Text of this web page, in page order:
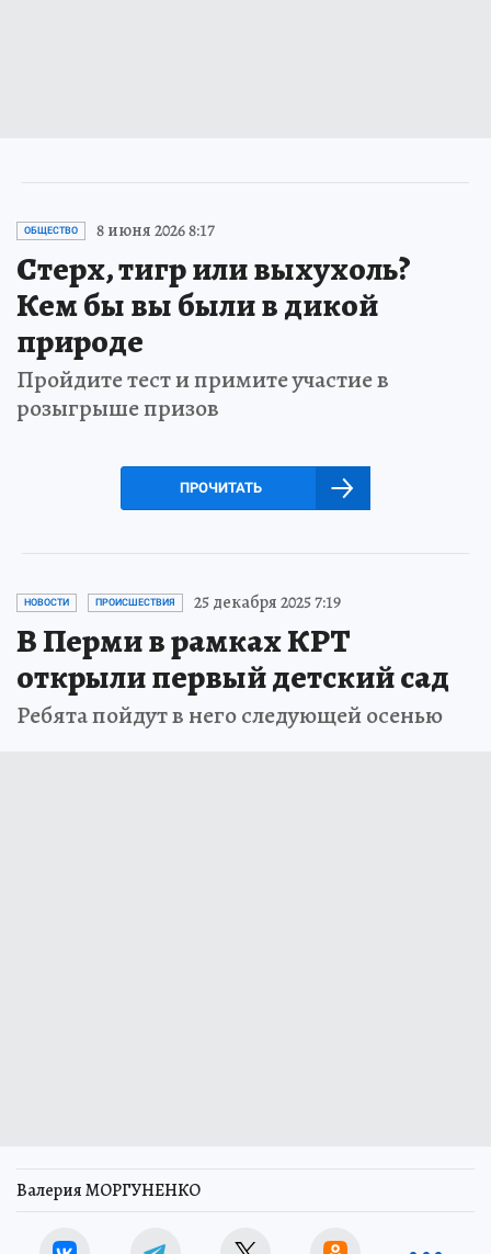
ОБЩЕСТВО 8 июня 2026 8:17
Стерх, тигр или выхухоль?
Кем бы вы были в дикой
природе
Пройдите тест и примите участие в
розыгрыше призов
ПРОЧИТАТЬ
НОВОСТИ ПРОИСШЕСТВИЯ 25 декабря 2025 7:19
В Перми в рамках КРТ
открыли первый детский сад
Ребята пойдут в него следующей осенью
Валерия МОРГУНЕНКО